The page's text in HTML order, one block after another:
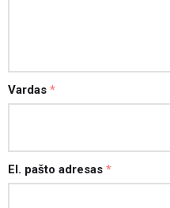
Vardas *
El. pašto adresas *